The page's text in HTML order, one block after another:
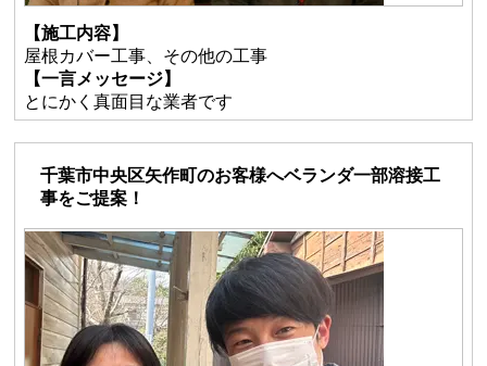
【施工内容】
屋根カバー工事、その他の工事
【一言メッセージ】
とにかく真面目な業者です
千葉市中央区矢作町のお客様へベランダ一部溶接工
事をご提案！